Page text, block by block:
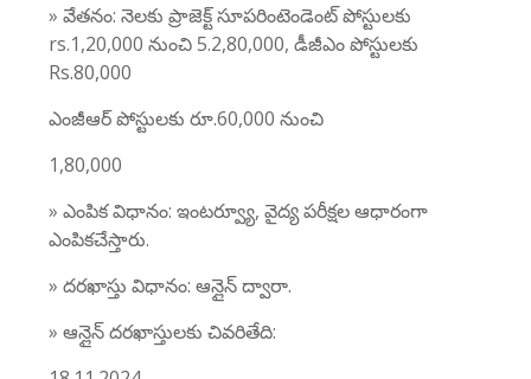
» వేతనం: నెలకు ప్రాజెక్ట్ సూపరింటెండెంట్ పోస్టులకు
rs.1,20,000 నుంచి 5.2,80,000, డీజీఎం పోస్టులకు
Rs.80,000
ఎంజీఆర్ పోస్టులకు రూ.60,000 నుంచి
1,80,000
» ఎంపిక విధానం: ఇంటర్వ్యూ, వైద్య పరీక్షల ఆధారంగా
ఎంపికచేస్తారు.
» దరఖాస్తు విధానం: ఆన్లైన్ ద్వారా.
» ఆన్లైన్ దరఖాస్తులకు చివరితేది: